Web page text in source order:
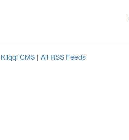
Kliqqi CMS | All RSS Feeds